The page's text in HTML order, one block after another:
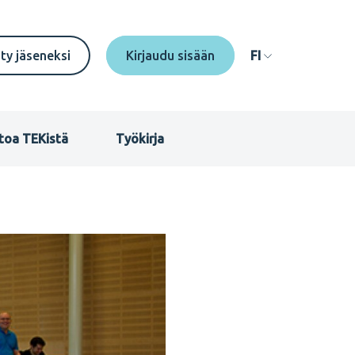
jäseneksi FI
TEKistä Työkirja